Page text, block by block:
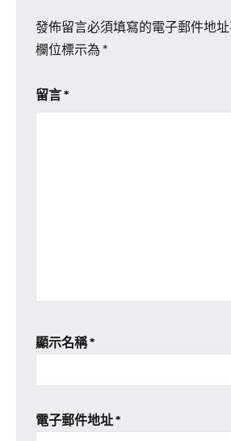
發佈留言必須填寫的電子郵件地址
欄位標示為 *
留言*
顯示名稱*
電子郵件地址*